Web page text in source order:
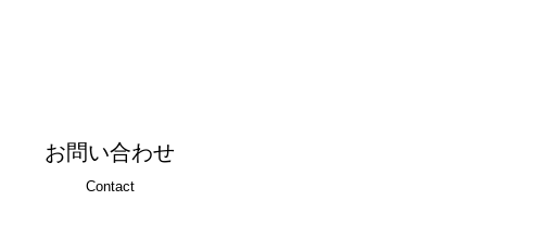
お問い合わせ
Contact